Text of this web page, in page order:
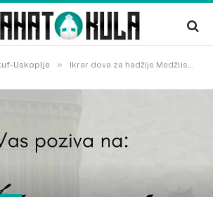
Uskoplje » Ikrar dova za hadžije Medžlisa Islamske zajednice Gornji Vakuf